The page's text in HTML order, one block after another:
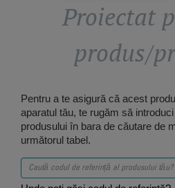
Proiectat
produs/
Pentru a te asigură că acest
aparatul tău, te rugăm să
produsului în bara de căutare de
următorul tabel.